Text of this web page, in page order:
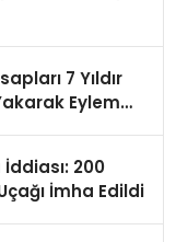
7 Yıldır
Eylem
200
İmha Edildi